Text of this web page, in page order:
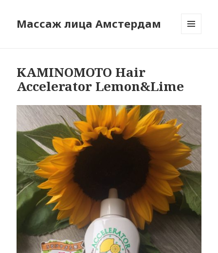
Массаж лица Амстердам
KAMINOMOTO Hair
Accelerator Lemon&Lime